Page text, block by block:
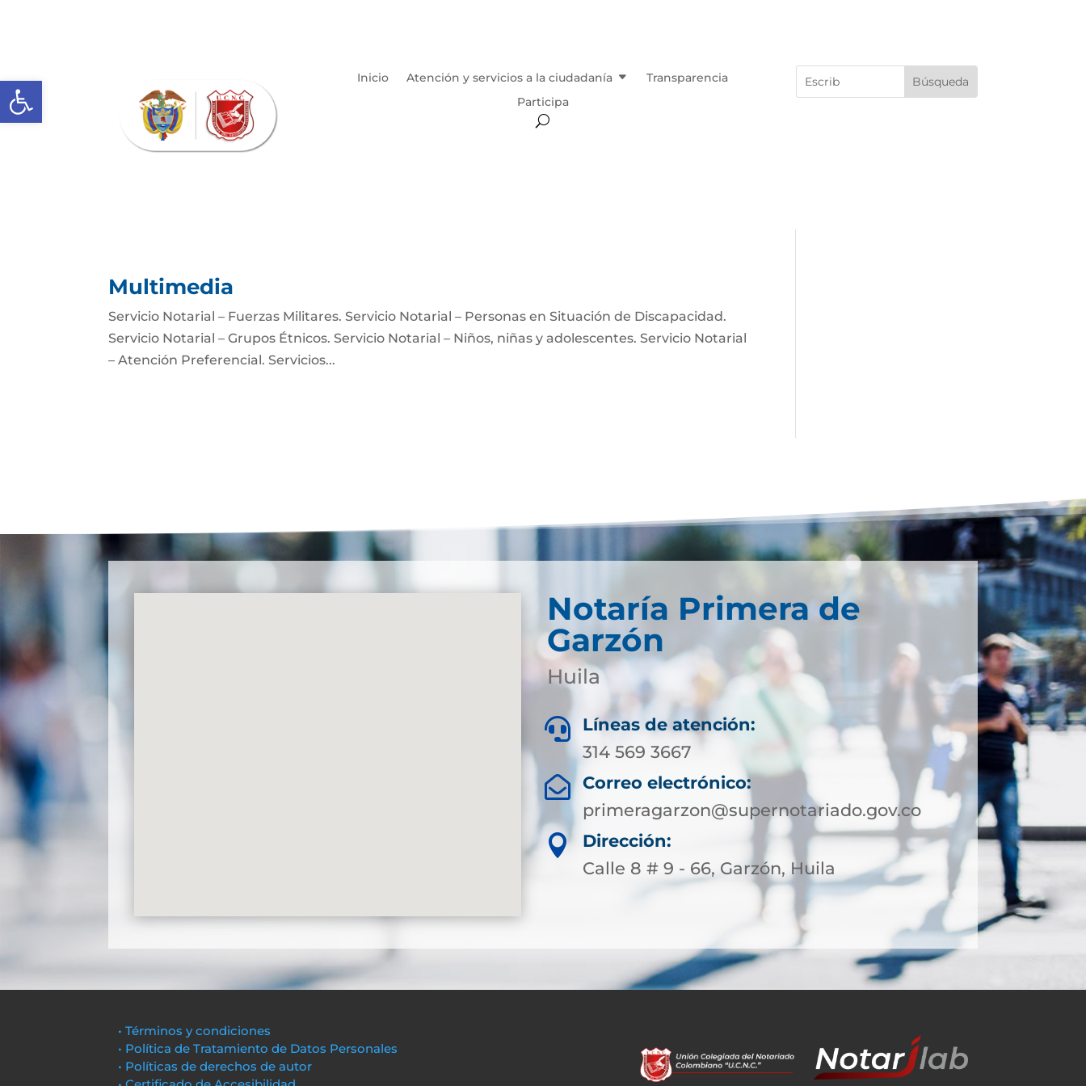
Abrir barra de herramientas Inicio Atención y servicios a la ciudadanía
Transparencia
Participa
Multimedia
Servicio Notarial – Fuerzas Militares. Servicio Notarial – Personas en Situación de Discapacidad.
Servicio Notarial – Grupos Étnicos. Servicio Notarial – Niños, niñas y adolescentes. Servicio Notarial
– Atención Preferencial. Servicios...
Notaría Primera de
Garzón
Huila

Líneas de atención:
314 569 3667

Correo electrónico:
primeragarzon@supernotariado.gov.co

Dirección:
Calle 8 # 9 - 66, Garzón, Huila
• Términos y condiciones
• Política de Tratamiento de Datos Personales
• Políticas de derechos de autor